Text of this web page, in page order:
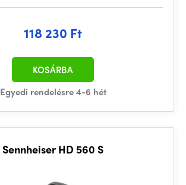
118 230 Ft
Egyedi rendelésre 4-6 hét
KOSÁRBA
Sennheiser HD 560 S